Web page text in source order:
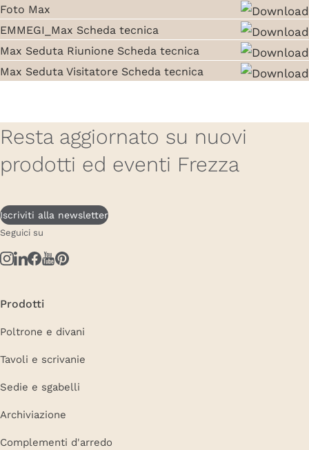
Foto Max
EMMEGI_Max Scheda tecnica
Max Seduta Riunione Scheda tecnica
Max Seduta Visitatore Scheda tecnica
Resta aggiornato su nuovi
prodotti ed eventi Frezza
Iscriviti alla newsletter
Seguici su
Prodotti
Poltrone e divani
Tavoli e scrivanie
Sedie e sgabelli
Archiviazione
Complementi d'arredo